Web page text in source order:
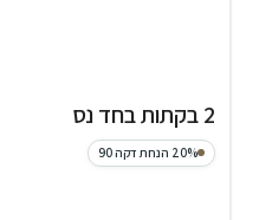
2 בקתות בחד נס
20% הנחת דקה 90